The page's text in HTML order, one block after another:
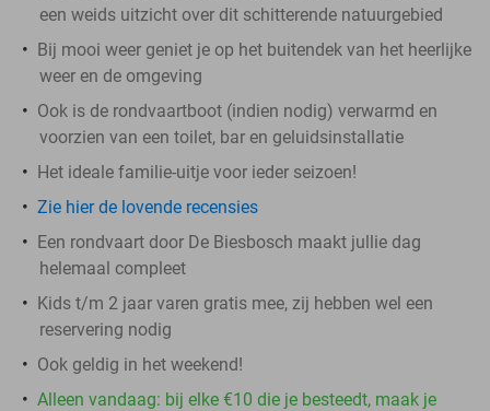
een weids uitzicht over dit schitterende natuurgebied
Bij mooi weer geniet je op het buitendek van het heerlijke
weer en de omgeving
Ook is de rondvaartboot (indien nodig) verwarmd en
voorzien van een toilet, bar en geluidsinstallatie
Het ideale familie-uitje voor ieder seizoen!
Zie hier de lovende recensies
Een rondvaart door De Biesbosch maakt jullie dag
helemaal compleet
Kids t/m 2 jaar varen gratis mee, zij hebben wel een
reservering nodig
Ook geldig in het weekend!
Alleen vandaag: bij elke €10 die je besteedt, maak je